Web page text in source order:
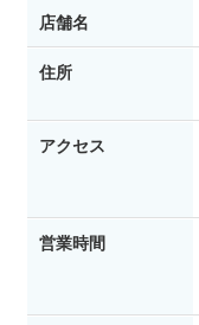
店舗名
住所
アクセス
営業時間